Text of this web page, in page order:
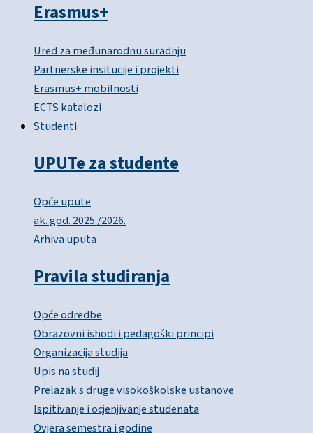
Erasmus+
Ured za međunarodnu suradnju
Partnerske insitucije i projekti
Erasmus+ mobilnosti
ECTS katalozi
Studenti
UPUTe za studente
Opće upute
ak. god. 2025./2026.
Arhiva uputa
Pravila studiranja
Opće odredbe
Obrazovni ishodi i pedagoški principi
Organizacija studija
Upis na studij
Prelazak s druge visokoškolske ustanove
Ispitivanje i ocjenjivanje studenata
Ovjera semestra i godine